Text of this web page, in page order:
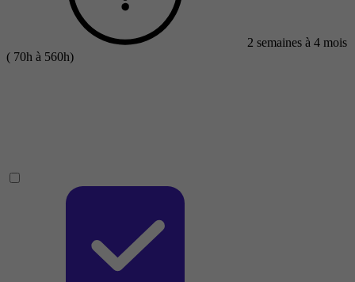
2 semaines à 4 mois
( 70h à 560h)